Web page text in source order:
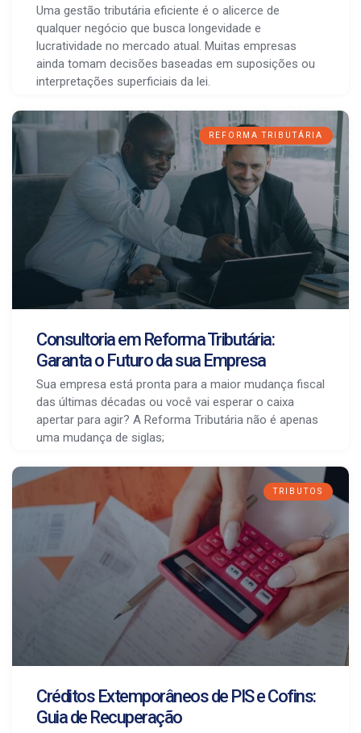
Uma gestão tributária eficiente é o alicerce de
qualquer negócio que busca longevidade e
lucratividade no mercado atual. Muitas empresas
ainda tomam decisões baseadas em suposições ou
interpretações superficiais da lei.
REFORMA TRIBUTÁRIA
Consultoria em Reforma Tributária:
Garanta o Futuro da sua Empresa
Sua empresa está pronta para a maior mudança fiscal
das últimas décadas ou você vai esperar o caixa
apertar para agir? A Reforma Tributária não é apenas
uma mudança de siglas;
TRIBUTOS
Créditos Extemporâneos de PIS e Cofins:
Guia de Recuperação